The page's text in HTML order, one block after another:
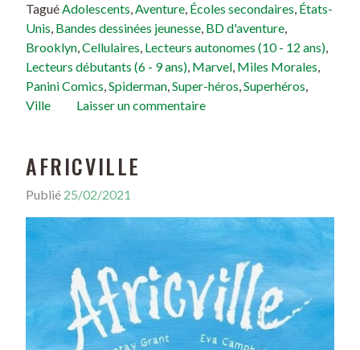
TaguéAdolescents,Aventure, Écoles secondaires, États-
Unis, Bandes dessinées jeunesse, BD d'aventure,
Brooklyn,Cellulaires, Lecteurs autonomes (10 - 12 ans),
Lecteurs débutants (6 - 9 ans), Marvel, Miles Morales,
Panini Comics,Spiderman,Super-héros,Superhéros,
Ville
Laisser un commentaire
AFRICVILLE
Publié 25/02/2021